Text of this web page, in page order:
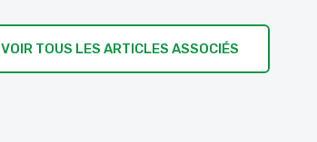
VOIR TOUS LES ARTICLES ASSOCIÉS